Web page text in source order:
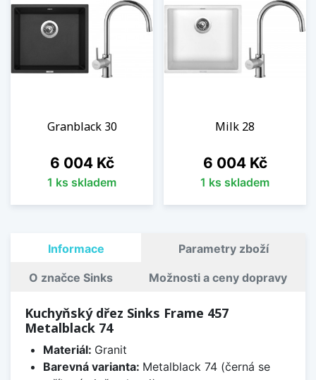
Granblack 30
Cena
6 004 Kč
1 ks skladem
Milk 28
Cena
6 004 Kč
1 ks skladem
Informace Parametry zboží
O značce Sinks Možnosti a ceny dopravy
Kuchyňský dřez Sinks Frame 457
Metalblack 74
Materiál: Granit
Barevná varianta: Metalblack 74 (černá se